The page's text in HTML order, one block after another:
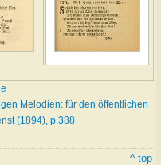
Melodien: für den öffentlichen
(1894), p.388
^ top